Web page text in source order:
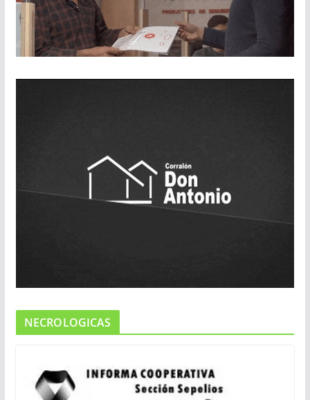
NECROLOGICAS